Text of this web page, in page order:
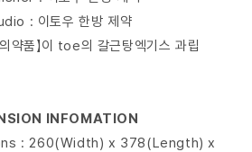
: 이토우 한방 제약
약품】이 toe의 갈근탕엑기스 과립
INFOMATION
: 260(Width) x 378(Length) x